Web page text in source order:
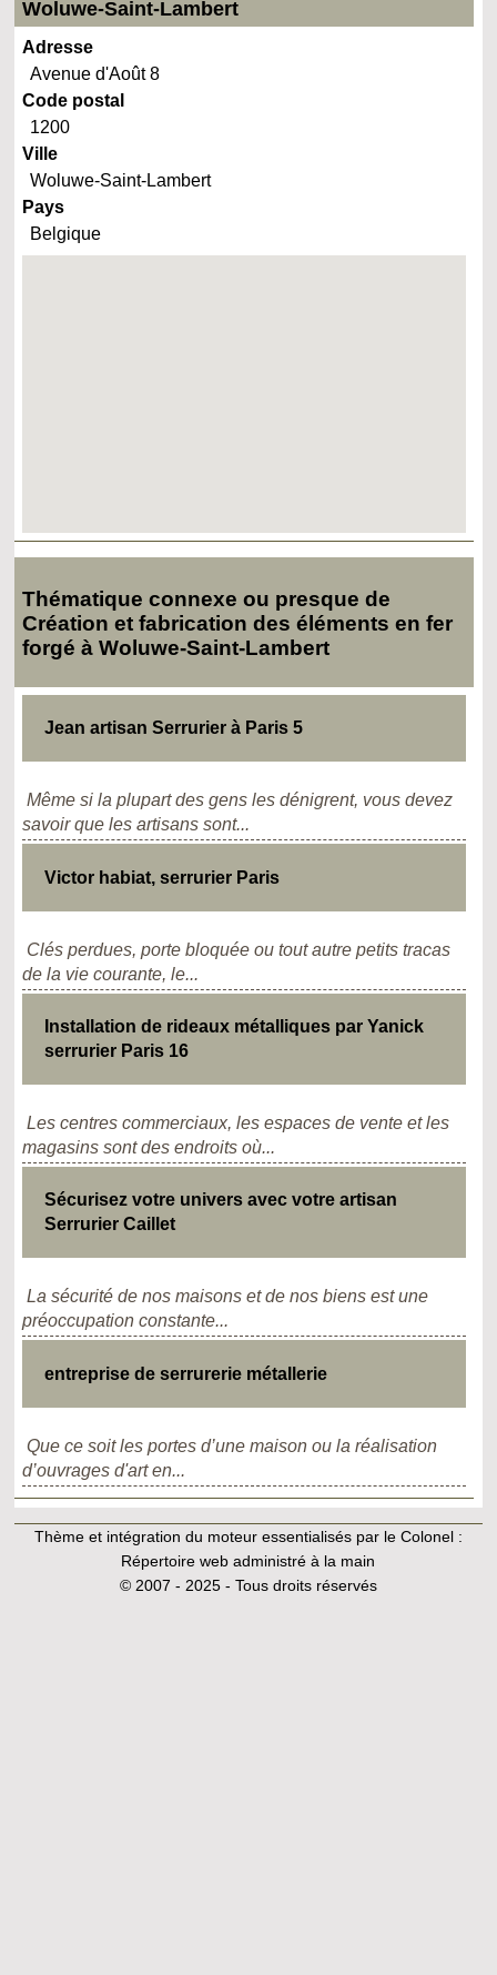
Woluwe-Saint-Lambert
Adresse
Avenue d'Août 8
Code postal
1200
Ville
Woluwe-Saint-Lambert
Pays
Belgique
Thématique connexe ou presque de
Création et fabrication des éléments en fer
forgé à Woluwe-Saint-Lambert
Jean artisan Serrurier à Paris 5
Même si la plupart des gens les dénigrent, vous devez
savoir que les artisans sont...
Victor habiat, serrurier Paris
Clés perdues, porte bloquée ou tout autre petits tracas
de la vie courante, le...
Installation de rideaux métalliques par Yanick
serrurier Paris 16
Les centres commerciaux, les espaces de vente et les
magasins sont des endroits où...
Sécurisez votre univers avec votre artisan
Serrurier Caillet
La sécurité de nos maisons et de nos biens est une
préoccupation constante...
entreprise de serrurerie métallerie
Que ce soit les portes d’une maison ou la réalisation
d’ouvrages d'art en...
Thème et intégration du moteur essentialisés par le Colonel :
Répertoire web administré à la main
© 2007 - 2025 - Tous droits réservés